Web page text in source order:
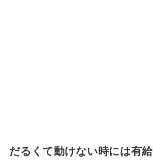
だるくて動けない時には有